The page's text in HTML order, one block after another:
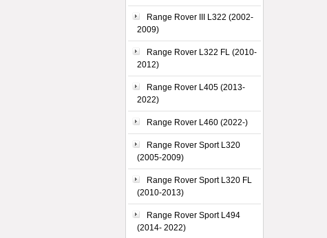
Range Rover III L322 (2002-
2009)
Range Rover L322 FL (2010-
2012)
Range Rover L405 (2013-
2022)
Range Rover L460 (2022-)
Range Rover Sport L320
(2005-2009)
Range Rover Sport L320 FL
(2010-2013)
Range Rover Sport L494
(2014- 2022)